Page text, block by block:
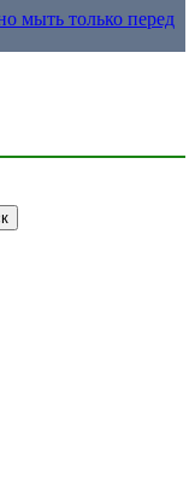
мыть только перед